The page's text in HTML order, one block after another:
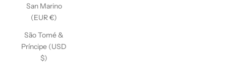
San Marino
(EUR €)
São Tomé &
Príncipe (USD
$)